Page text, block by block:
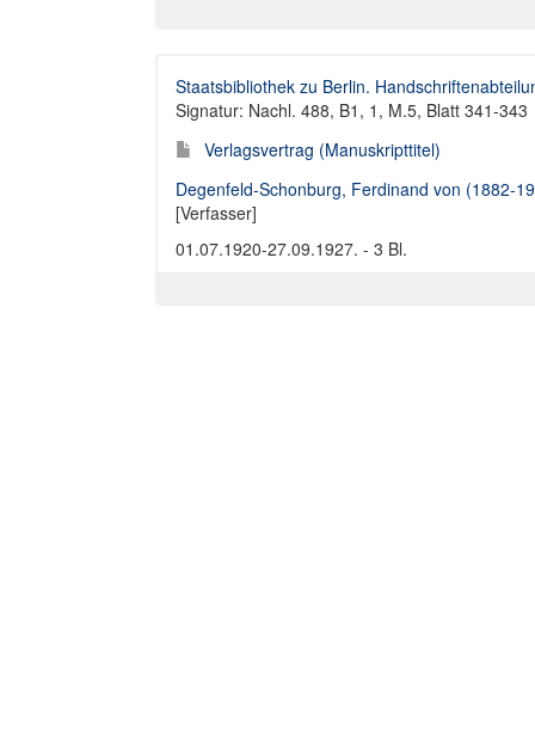
Staatsbibliothek zu Berlin.
Signatur: Nachl. 488, B1, 1, M.5, Blatt 341-343
Verlagsvertrag (Manuskripttitel)
Degenfeld-Schonburg, Ferdinand von (1882-
[Verfasser]
01.07.1920-27.09.1927. - 3 Bl.